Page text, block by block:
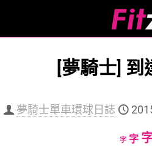
[夢騎士] 到
夢騎士單車環球日誌
字 字